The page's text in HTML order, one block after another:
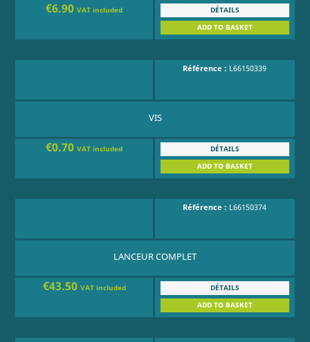
€6.90VAT included
DÉTAILS
ADD TO BASKET
Référence : L66150339
VIS
€0.70VAT included
DÉTAILS
ADD TO BASKET
Référence : L66150374
LANCEUR COMPLET
€43.50 VAT included
DÉTAILS
ADD TO BASKET